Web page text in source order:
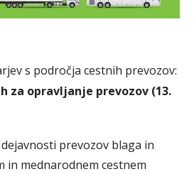
s področja cestnih prevozov:
za opravljanje prevozov (13.
prevozov blaga in
in mednarodnem cestnem